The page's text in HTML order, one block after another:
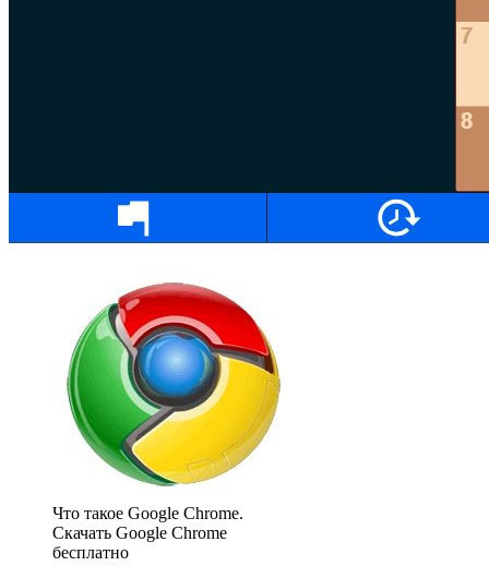
Что такое Google Chrome.
Скачать Google Chrome
бесплатно